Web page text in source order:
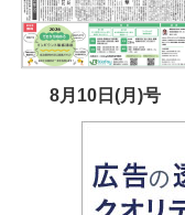
8月10日(月)号